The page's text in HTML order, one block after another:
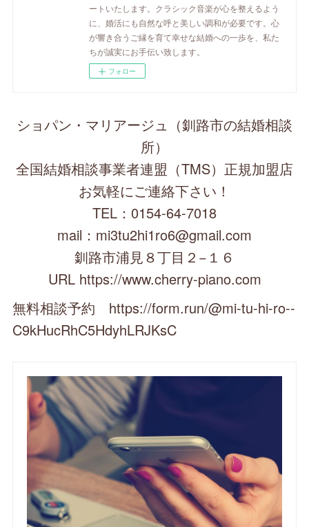
ートいたします。クラシック音楽が心を整えるよう
に、婚活にも自然な呼と美しい調和が必要です。心
が響き合うご縁を育て幸せな結婚への一歩を、私た
ちが誠実にお手伝い致します。
フォロー
ショパン・マリアージュ（釧路市の結婚相談
所）
全国結婚相談事業者連盟（TMS）正規加盟店
お気軽にご連絡下さい！
TEL：0154-64-7018
mail：mi3tu2hi1ro6@gmail.com
釧路市浦見８丁目２−１６
URL https://www.cherry-piano.com
無料相談予約 https://form.run/@mi-tu-hi-ro--
C9kHucRhC5HdyhLRJKsC